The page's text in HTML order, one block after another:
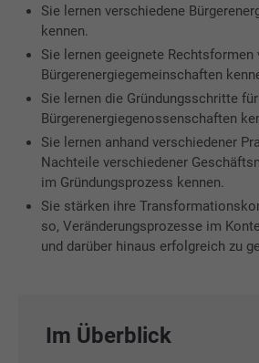
Sie lernen verschiedene
kennen.
Sie lernen geeignete Rechtsformen
Bürgerenergiegemeinschaften
Sie lernen die Gründungsschritte
Bürgerenergiegenossenschaften
Sie lernen anhand verschiedener
Nachteile verschiedener
im Gründungsprozess kennen.
Sie stärken ihre
so, Veränderungsprozesse im
und darüber hinaus erfolgreich zu
Im Überblick